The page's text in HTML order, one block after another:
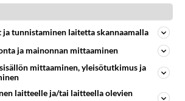
ja tuotto on ollut keskimäärin 4500
klo 8,30 tulee jo 3600W ja sillä
Kommentoi
tunnistaminen laitetta skannaamalla
ja mainonnan mittaaminen
mittaaminen, yleisötutkimus ja
laitteelle ja/tai laitteella olevien